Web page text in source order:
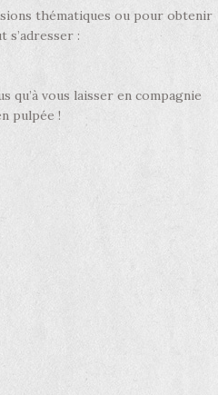
thématiques ou pour obtenir
s’adresser :
qu’à vous laisser en compagnie
pulpée !